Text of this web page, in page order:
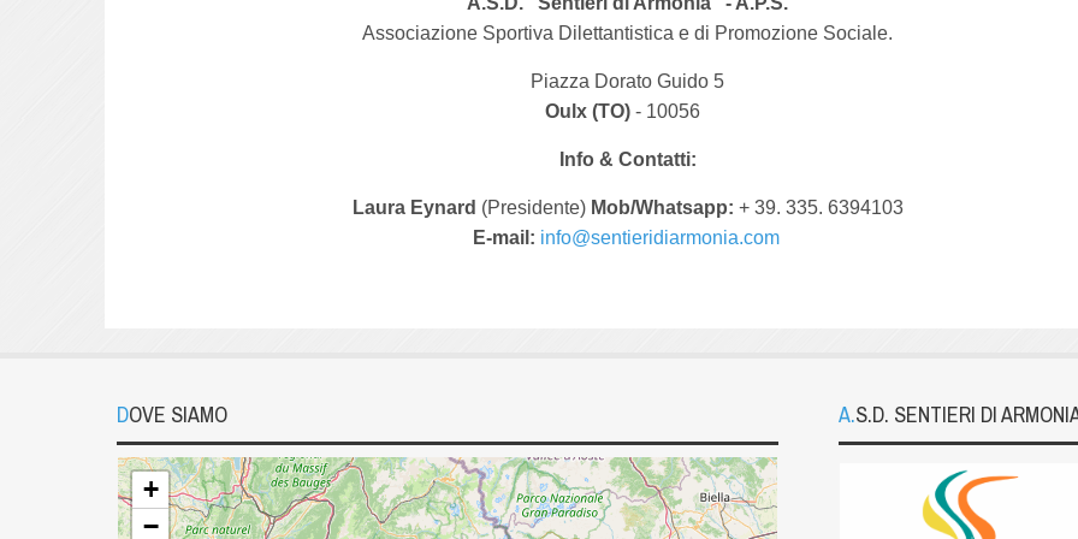
Associazione Sportiva Dilettantistica e di Promozione Sociale.
Piazza Dorato Guido 5
Oulx (TO) - 10056
Info & Contatti:
Laura Eynard (Presidente) Mob/Whatsapp: + 39. 335. 6394103
E-mail: info@sentieridiarmonia.com
DOVE SIAMO
+
−
A.S.D. SENTIERI DI